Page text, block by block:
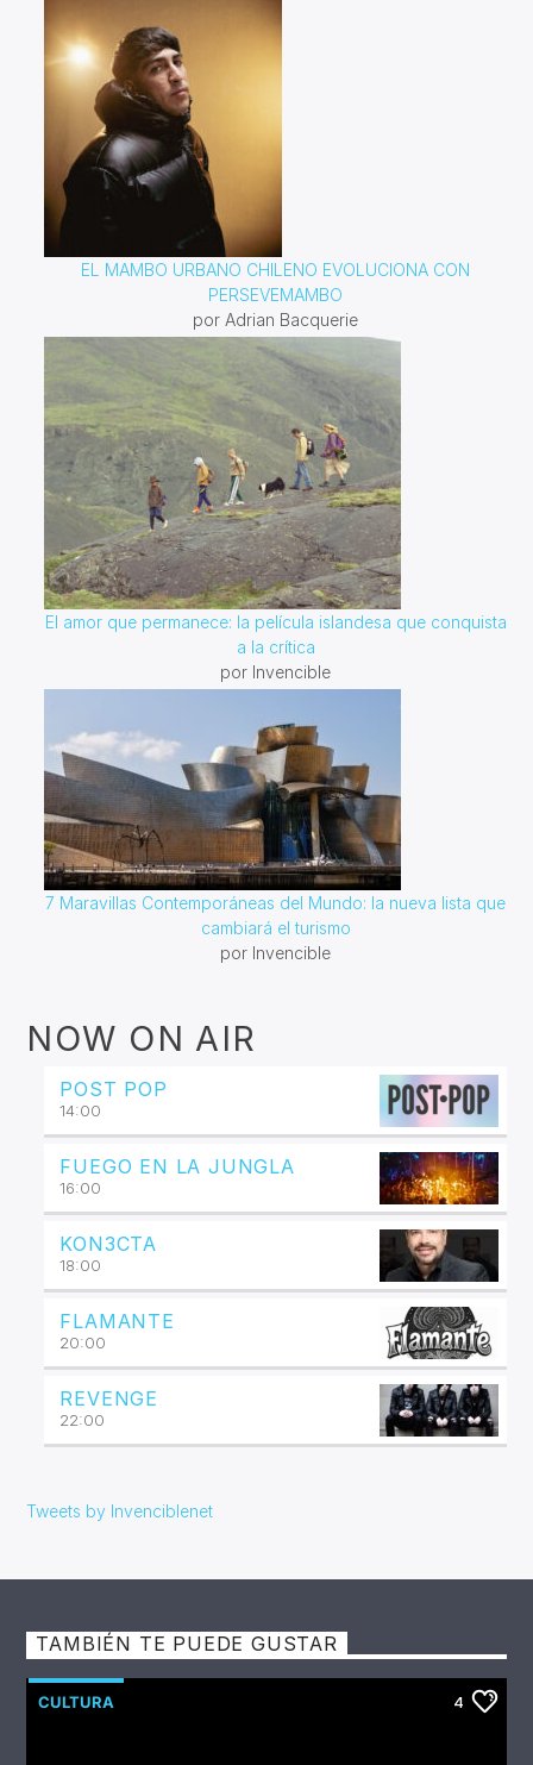
EL MAMBO URBANO CHILENO EVOLUCIONA CON
PERSEVEMAMBO
por Adrian Bacquerie
El amor que permanece: la película islandesa que conquista
a la crítica
por Invencible
7 Maravillas Contemporáneas del Mundo: la nueva lista que
cambiará el turismo
por Invencible
NOW ON AIR
POST POP
14:00
FUEGO EN LA JUNGLA
16:00
KON3CTA
18:00
FLAMANTE
20:00
REVENGE
22:00
Tweets by Invenciblenet
TAMBIÉN TE PUEDE GUSTAR
CULTURA 4